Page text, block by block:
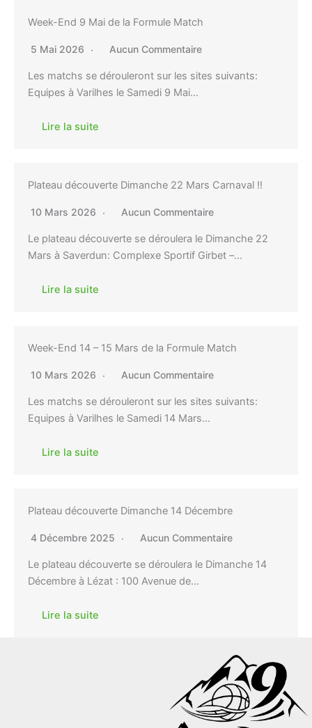
Week-End 9 Mai de la Formule Match
5 Mai 2026 Aucun Commentaire
Les matchs se dérouleront sur les sites suivants:
Equipes à Varilhes le Samedi 9 Mai…
Lire la suite
Plateau découverte Dimanche 22 Mars Carnaval !!
10 Mars 2026 Aucun Commentaire
Le plateau découverte se déroulera le Dimanche 22
Mars à Saverdun: Complexe Sportif Girbet –…
Lire la suite
Week-End 14 – 15 Mars de la Formule Match
10 Mars 2026 Aucun Commentaire
Les matchs se dérouleront sur les sites suivants:
Equipes à Varilhes le Samedi 14 Mars…
Lire la suite
Plateau découverte Dimanche 14 Décembre
4 Décembre 2025 Aucun Commentaire
Le plateau découverte se déroulera le Dimanche 14
Décembre à Lézat : 100 Avenue de…
Lire la suite